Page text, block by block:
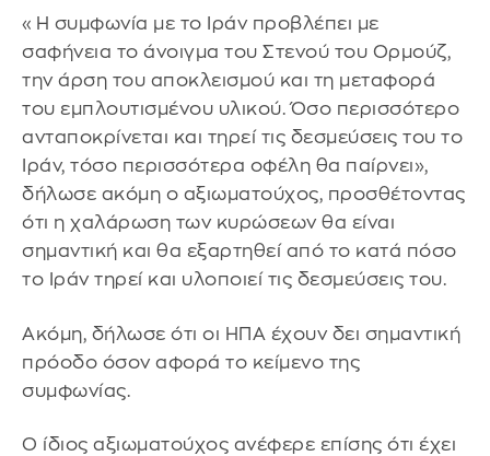
«Η συμφωνία με το Ιράν προβλέπει με
σαφήνεια το άνοιγμα του Στενού του Ορμούζ,
την άρση του αποκλεισμού και τη μεταφορά
του εμπλουτισμένου υλικού. Όσο περισσότερο
ανταποκρίνεται και τηρεί τις δεσμεύσεις του το
Ιράν, τόσο περισσότερα οφέλη θα παίρνει»,
δήλωσε ακόμη ο αξιωματούχος, προσθέτοντας
ότι η χαλάρωση των κυρώσεων θα είναι
σημαντική και θα εξαρτηθεί από το κατά πόσο
το Ιράν τηρεί και υλοποιεί τις δεσμεύσεις του.
Ακόμη, δήλωσε ότι οι ΗΠΑ έχουν δει σημαντική
πρόοδο όσον αφορά το κείμενο της
συμφωνίας.
Ο ίδιος αξιωματούχος ανέφερε επίσης ότι έχει